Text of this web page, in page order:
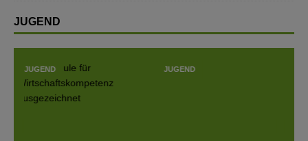
JUGEND
JUGEND JUGEND